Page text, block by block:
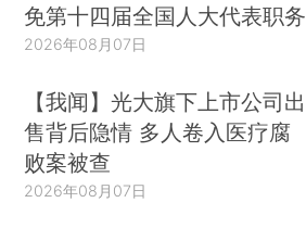
免第十四届全国人大代表职务
2026年08月07日
【我闻】光大旗下上市公司出
售背后隐情 多人卷入医疗腐
败案被查
2026年08月07日